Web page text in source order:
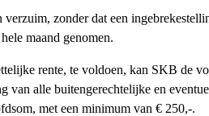
zonder dat een
maand genomen.
rente, te voldoen, kan SKB de
alle buitengerechtelijke en
met een minimum van € 250,-.